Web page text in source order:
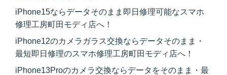
iPhone15ならデータそのまま即日修理可能なスマホ
修理工房町田モディ店へ！
iPhone12のカメラガラス交換ならデータそのまま・
最短即日修理のスマホ修理工房町田モディ店へ！
iPhone13Proのカメラ交換ならデータをそのまま・最